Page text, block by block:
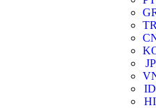
JP
ID
HI